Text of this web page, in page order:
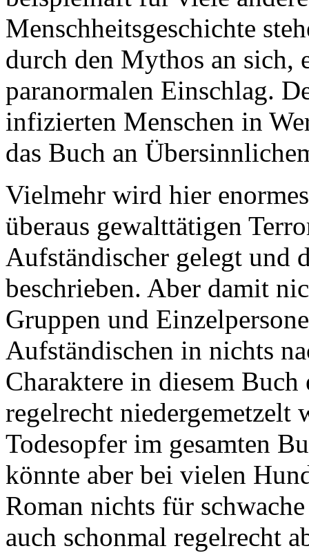
Menschheitsgeschichte
durch den Mythos an sich,
paranormalen Einschlag.
infizierten Menschen in
das Buch an
Vielmehr wird hier
überaus gewalttätigen
Aufständischer gelegt und
beschrieben. Aber damit
Gruppen und
Aufständischen in nichts
Charaktere in diesem
regelrecht niedergemetzelt
Todesopfer im gesamten
könnte aber bei vielen
Roman nichts für
auch schonmal regelrecht